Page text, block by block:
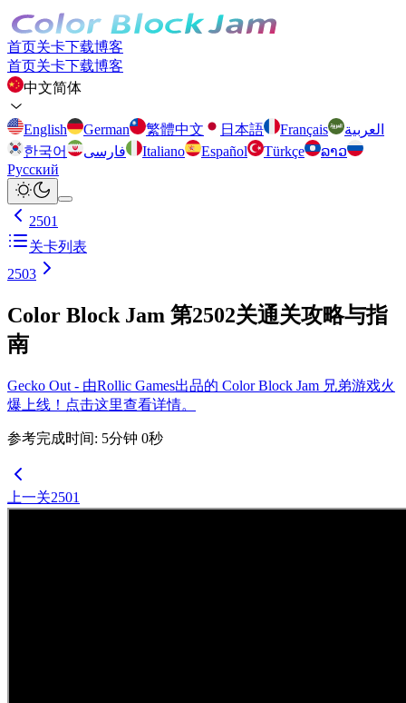
首页关卡下载博客
首页关卡下载博客
中文简体
English German 繁體中文 日本語 Français
العربية
한국어
فارسی Italiano Español Türkçe
ລາວ
Русский
2501
关卡列表
2503
Color Block Jam 第2502关通关攻略与指
南
Gecko Out - 由Rollic Games出品的 Color Block Jam 兄弟游戏火
爆上线！点击这里查看详情。
参考完成时间: 5分钟 0秒
上一关2501